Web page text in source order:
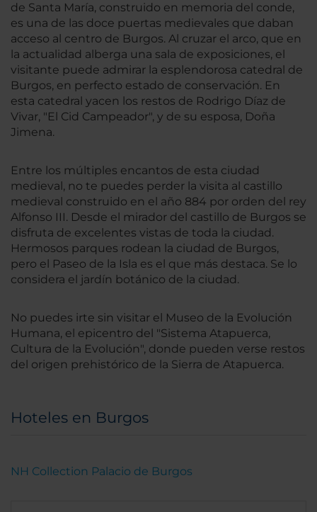
de Santa María, construido en memoria del conde,
es una de las doce puertas medievales que daban
acceso al centro de Burgos. Al cruzar el arco, que en
la actualidad alberga una sala de exposiciones, el
visitante puede admirar la esplendorosa catedral de
Burgos, en perfecto estado de conservación. En
esta catedral yacen los restos de Rodrigo Díaz de
Vivar, "El Cid Campeador", y de su esposa, Doña
Jimena.
Entre los múltiples encantos de esta ciudad
medieval, no te puedes perder la visita al castillo
medieval construido en el año 884 por orden del rey
Alfonso III. Desde el mirador del castillo de Burgos se
disfruta de excelentes vistas de toda la ciudad.
Hermosos parques rodean la ciudad de Burgos,
pero el Paseo de la Isla es el que más destaca. Se lo
considera el jardín botánico de la ciudad.
No puedes irte sin visitar el Museo de la Evolución
Humana, el epicentro del "Sistema Atapuerca,
Cultura de la Evolución", donde pueden verse restos
del origen prehistórico de la Sierra de Atapuerca.
Hoteles en Burgos
NH Collection Palacio de Burgos